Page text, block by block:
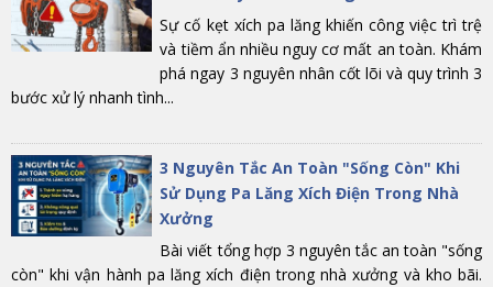
Sự cố kẹt xích pa lăng khiến công việc trì trệ
và tiềm ẩn nhiều nguy cơ mất an toàn. Khám
phá ngay 3 nguyên nhân cốt lõi và quy trình 3
bước xử lý nhanh tình...
3 Nguyên Tắc An Toàn "Sống Còn" Khi
Sử Dụng Pa Lăng Xích Điện Trong Nhà
Xưởng
Bài viết tổng hợp 3 nguyên tắc an toàn "sống
còn" khi vận hành pa lăng xích điện trong nhà xưởng và kho bãi.